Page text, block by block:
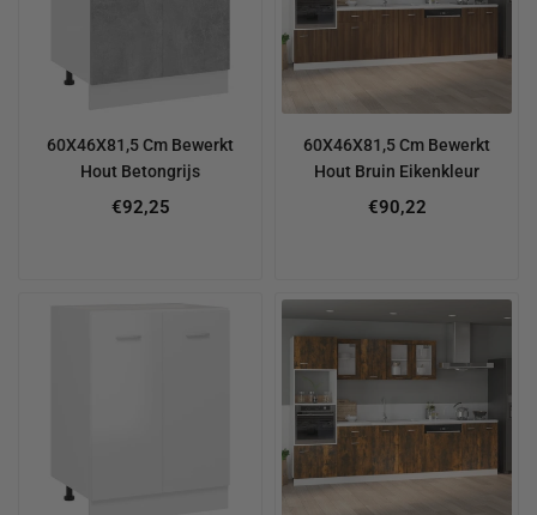
60X46X81,5 Cm Bewerkt
Hout Betongrijs
€92,25
60X46X81,5 Cm Bewerkt
Hout Bruin Eikenkleur
€90,22